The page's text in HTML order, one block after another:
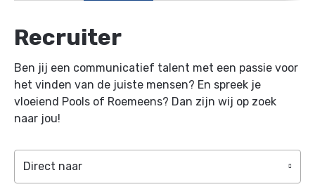
Recruiter
Ben jij een communicatief talent met een passie voor
het vinden van de juiste mensen? En spreek je
vloeiend Pools of Roemeens? Dan zijn wij op zoek
naar jou!
Direct naar